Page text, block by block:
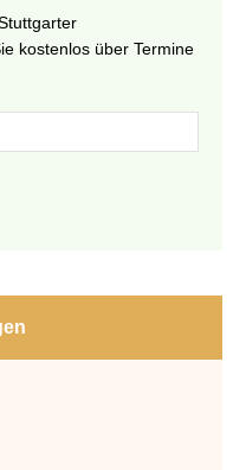
kostenlos über Termine